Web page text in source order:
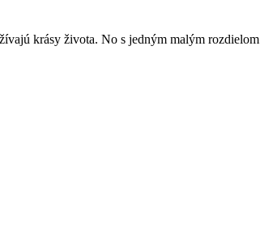
krásy života. No s jedným malým rozdielom